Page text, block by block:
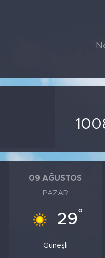
09 AĞUSTOS
PAZAR
29°
Güneşli